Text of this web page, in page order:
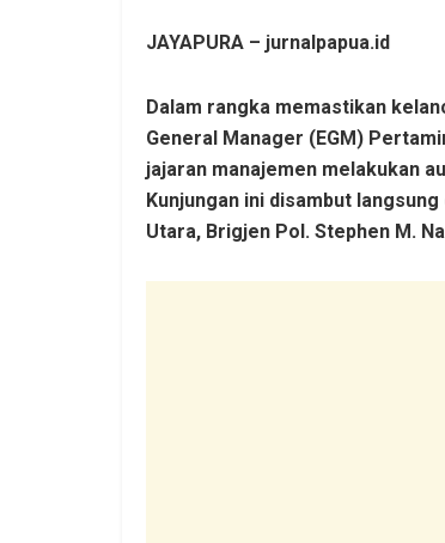
JAYAPURA – jurnalpapua.id
Dalam rangka memastikan
General Manager (EGM)
jajaran manajemen melakukan
Kunjungan ini disambut
Utara, Brigjen Pol. Stephen M.